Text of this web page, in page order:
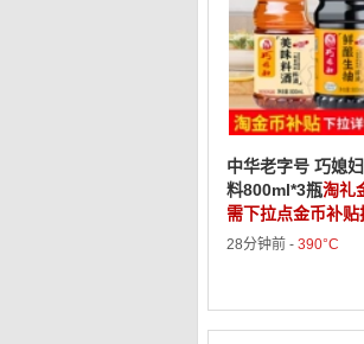
中华老字号 巧媳
料800ml*3瓶淘礼
需下拉点金币补
28分钟前 - 390°C